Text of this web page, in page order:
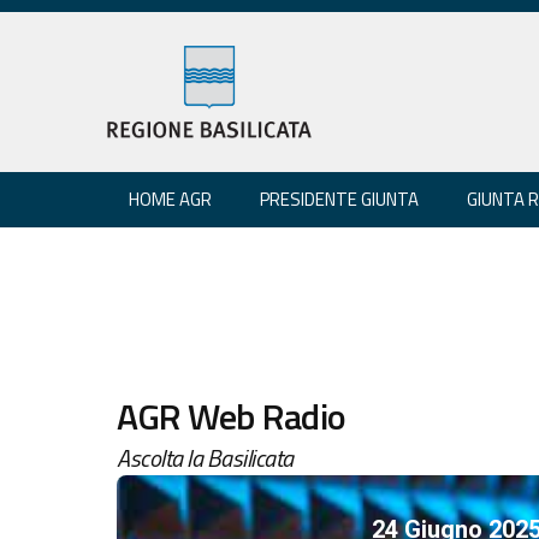
HOME AGR PRESIDENTE GIUNTA GIUNTA
AGR Web Radio
Ascolta la Basilicata
24 Giugno